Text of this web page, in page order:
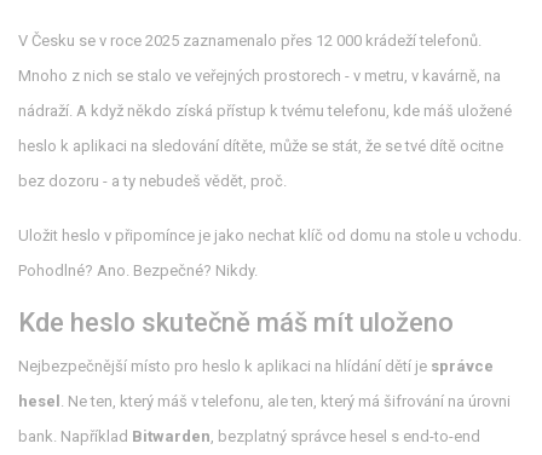
V Česku se v roce 2025 zaznamenalo přes 12 000 krádeží telefonů.
Mnoho z nich se stalo ve veřejných prostorech - v metru, v kavárně, na
nádraží. A když někdo získá přístup k tvému telefonu, kde máš uložené
heslo k aplikaci na sledování dítěte, může se stát, že se tvé dítě ocitne
bez dozoru - a ty nebudeš vědět, proč.
Uložit heslo v připomínce je jako nechat klíč od domu na stole u vchodu.
Pohodlné? Ano. Bezpečné? Nikdy.
Kde heslo skutečně máš mít uloženo
Nejbezpečnější místo pro heslo k aplikaci na hlídání dětí je správce
hesel . Ne ten, který máš v telefonu, ale ten, který má šifrování na úrovni
bank. Například Bitwarden, bezplatný správce hesel s end-to-end